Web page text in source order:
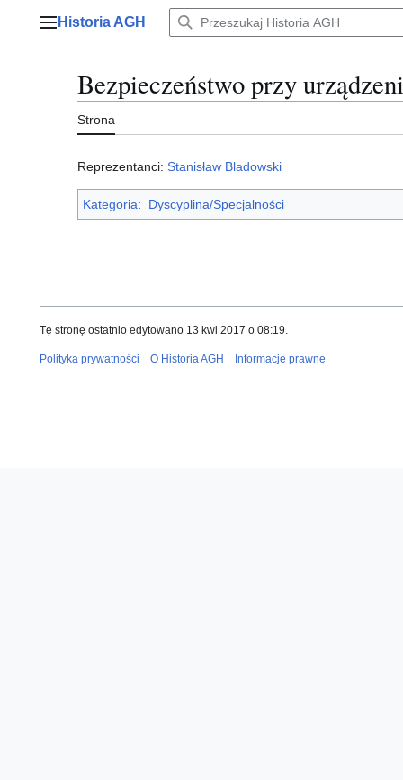
Menu główne
Historia AGH
Bezpieczeństwo przy
Strona
Reprezentanci: Stanisław Bladowski
Kategoria: Dyscyplina/Specjalności
Tę stronę ostatnio edytowano 13 kwi 2017 o 08:19.
Polityka prywatności O Historia AGH Informacje prawne